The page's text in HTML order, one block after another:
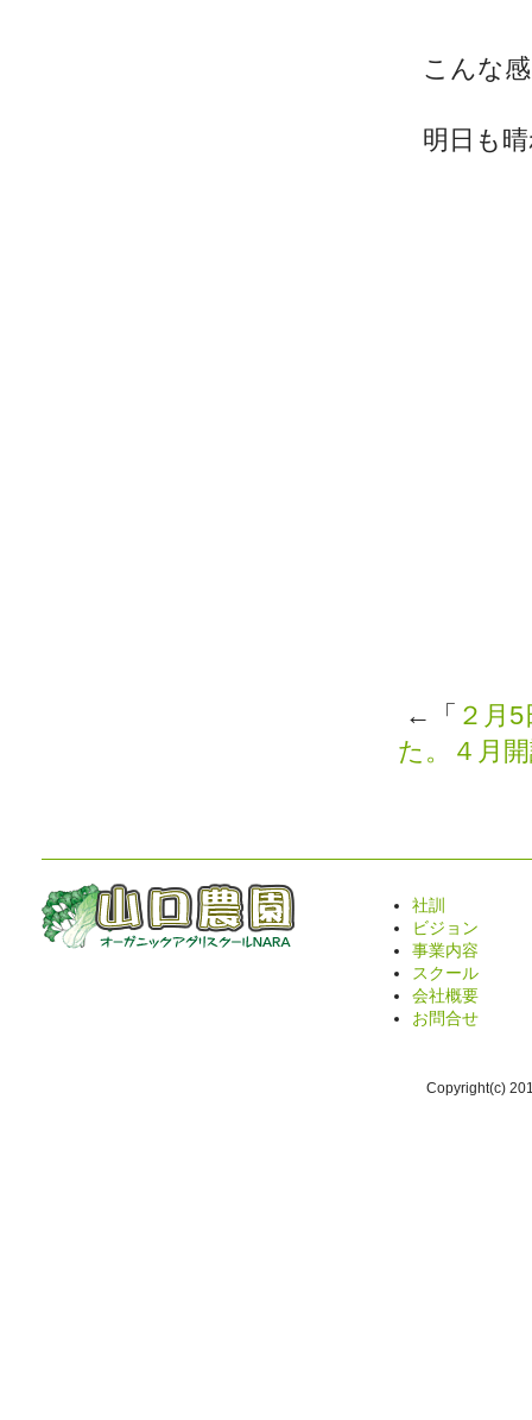
こんな
明日も
←「 ２月
た。４月
社訓
ビジョン
事業内容
スクール
会社概要
お問合せ
Copyright(c)